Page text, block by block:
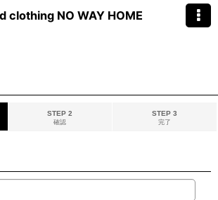
clothing NO WAY HOME
STEP 2
確認
STEP 3
完了